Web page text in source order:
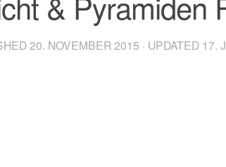
20. NOVEMBER 2015 · UPDATED 17.